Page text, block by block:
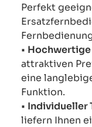
Perfekt
•
attraktiven
eine
Funktion.
• Individueller
liefern Ihnen